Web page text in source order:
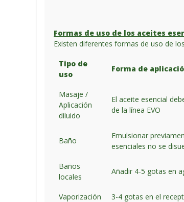
Formas de uso de los aceites
Existen diferentes formas de uso de
Tipo de
uso
Forma de
Masaje /
Aplicación
diluido
El aceite esencial
de la línea EVO
Baño
Emulsionar
esenciales no se
Baños
locales
Añadir 4-5 gotas en
Vaporización 3-4 gotas en el